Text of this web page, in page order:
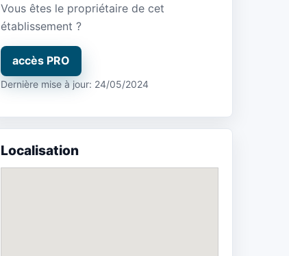
Vous êtes le propriétaire de cet
établissement ?
accès PRO
Dernière mise à jour: 24/05/2024
Localisation